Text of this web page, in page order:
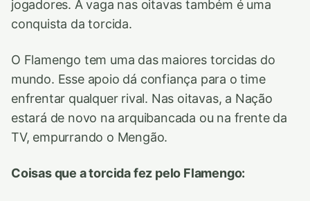
jogadores. A vaga nas oitavas também é uma
conquista da torcida.
O Flamengo tem uma das maiores torcidas do
mundo. Esse apoio dá confiança para o time
enfrentar qualquer rival. Nas oitavas, a Nação
estará de novo na arquibancada ou na frente da
TV, empurrando o Mengão.
Coisas que a torcida fez pelo Flamengo: